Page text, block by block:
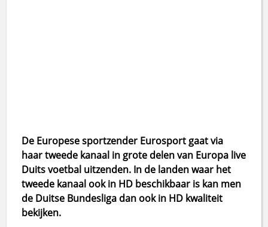
De Europese sportzender Eurosport gaat via
haar tweede kanaal in grote delen van Europa live
Duits voetbal uitzenden. In de landen waar het
tweede kanaal ook in HD beschikbaar is kan men
de Duitse Bundesliga dan ook in HD kwaliteit
bekijken.